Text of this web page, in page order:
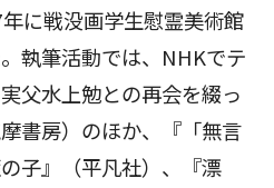
に戦没画学生慰霊美術館
執筆活動では、NHKでテ
父水上勉との再会を綴っ
書房）のほか、『「無言
子』（平凡社）、『漂